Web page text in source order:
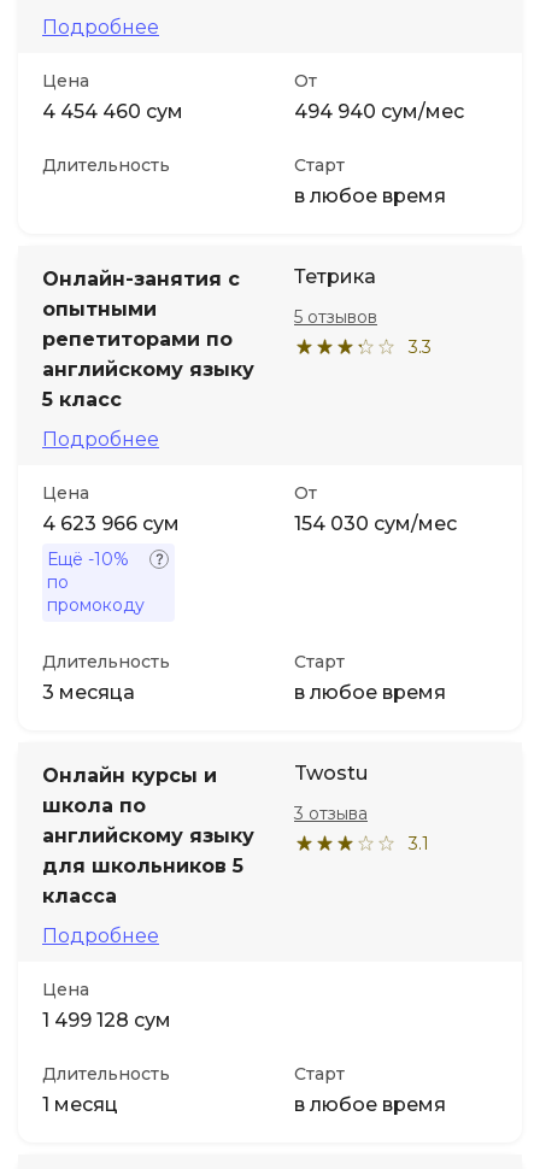
Подробнее
Цена
4 454 460 сум
От
494 940 сум/мес
Длительность Старт
в любое время
Онлайн-занятия с
опытными
репетиторами по
английскому языку
5 класс
Подробнее
Тетрика
3.3
5 отзывов
Цена
4 623 966 сум
Ещё -10%
по
промокоду
От
154 030 сум/мес
Длительность
3 месяца
Старт
в любое время
Онлайн курсы и
школа по
английскому языку
для школьников 5
класса
Подробнее
Twostu
3.1
3 отзыва
Цена
1 499 128 сум
Длительность
1 месяц
Старт
в любое время